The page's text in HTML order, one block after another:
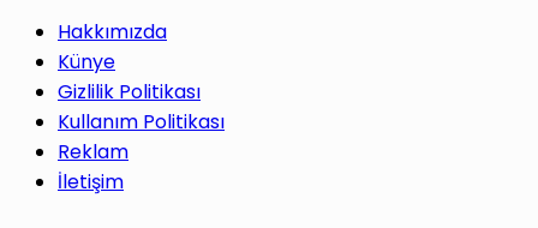
Hakkımızda
Künye
Gizlilik Politikası
Kullanım Politikası
Reklam
İletişim